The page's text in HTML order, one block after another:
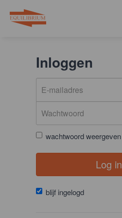
Inloggen
wachtwoord weergeven
Log in
blijf ingelogd